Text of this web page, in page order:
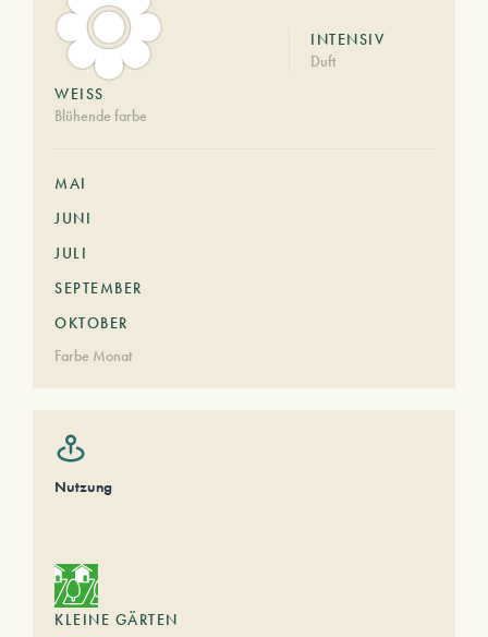
WEISS
Blühende farbe
INTENSIV
Duft
MAI
JUNI
JULI
SEPTEMBER
OKTOBER
Farbe Monat
Nutzung
KLEINE GÄRTEN